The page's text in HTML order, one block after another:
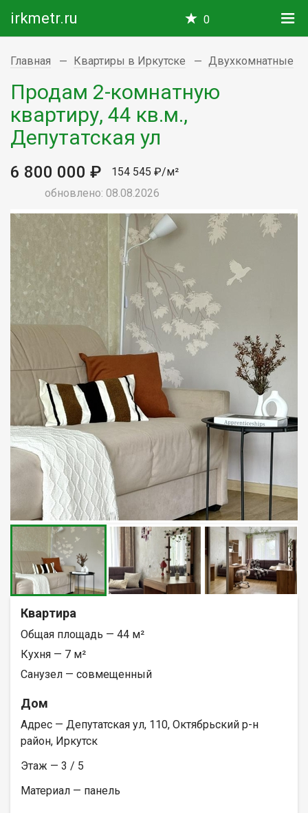
irkmetr.ru 0
Главная Квартиры в Иркутске Двухкомнатные
Продам 2-комнатную
квартиру, 44 кв.м.,
Депутатская ул
6 800 000 ₽
154 545 ₽/м²
обновлено: 08.08.2026
Квартира
Общая площадь — 44 м²
Кухня — 7 м²
Санузел — совмещенный
Дом
Адрес — Депутатская ул, 110, Октябрьский р-н
район, Иркутск
Этаж — 3 / 5
Материал — панель